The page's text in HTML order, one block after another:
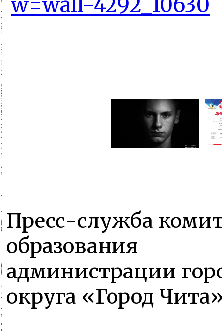
Пресс-служба
образования
администрации
округа «Город